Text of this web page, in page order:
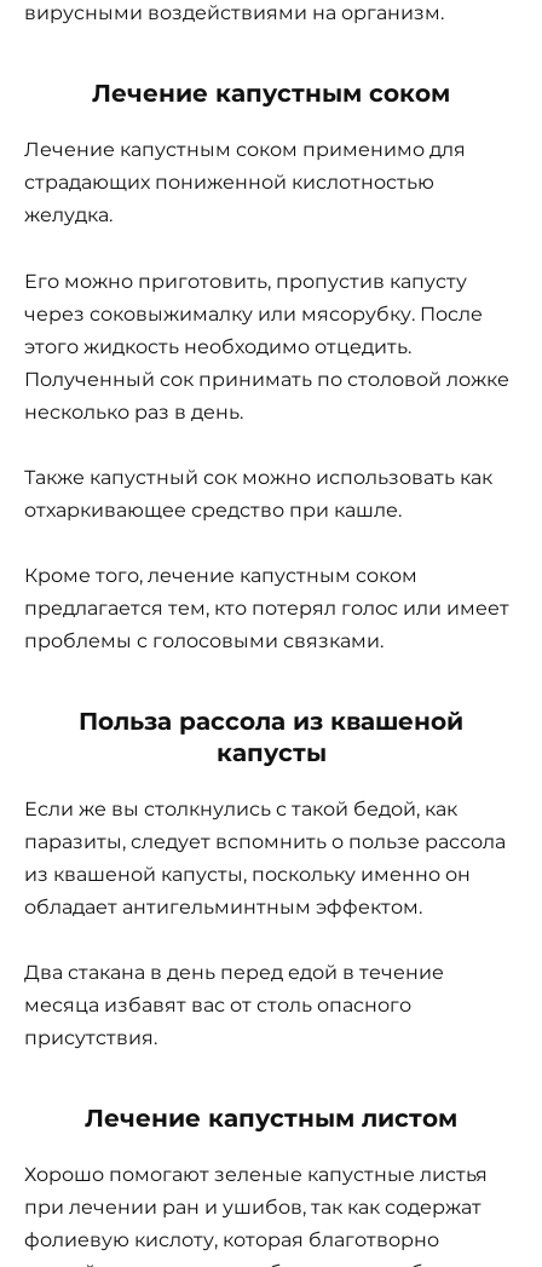
вирусными воздействиями на организм.
Лечение капустным соком
Лечение капустным соком применимо для
страдающих пониженной кислотностью
желудка.
Его можно приготовить, пропустив капусту
через соковыжималку или мясорубку. После
этого жидкость необходимо отцедить.
Полученный сок принимать по столовой ложке
несколько раз в день.
Также капустный сок можно использовать как
отхаркивающее средство при кашле.
Кроме того, лечение капустным соком
предлагается тем, кто потерял голос или имеет
проблемы с голосовыми связками.
Польза рассола из квашеной
капусты
Если же вы столкнулись с такой бедой, как
паразиты, следует вспомнить о пользе рассола
из квашеной капусты, поскольку именно он
обладает антигельминтным эффектом.
Два стакана в день перед едой в течение
месяца избавят вас от столь опасного
присутствия.
Лечение капустным листом
Хорошо помогают зеленые капустные листья
при лечении ран и ушибов, так как содержат
фолиевую кислоту, которая благотворно